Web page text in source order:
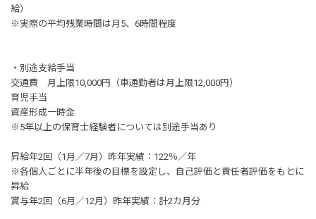
給）
※実際の平均残業時間は月5、6時間程度
・別途支給手当
交通費 月上限10,000円（車通勤者は月上限12,000円）
育児手当
資産形成一時金
※5年以上の保育士経験者については別途手当あり
昇給年2回（1月／7月）昨年実績：122％／年
※各個人ごとに半年後の目標を設定し、自己評価と責任者評価をもとに
昇給
賞与年2回（6月／12月）昨年実績：計2カ月分